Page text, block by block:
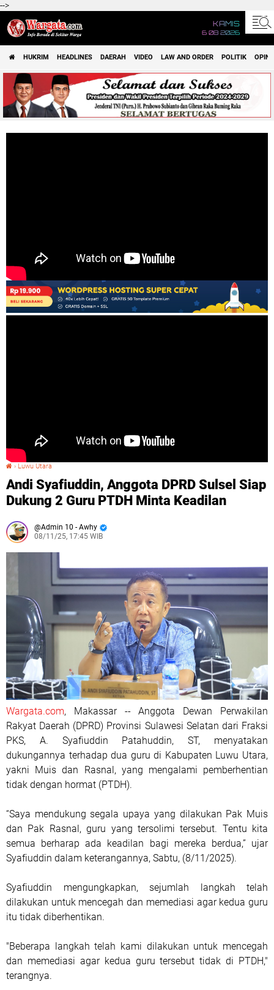
-->
KAMIS
6 08 2026
HUKRIM HEADLINES DAERAH VIDEO LAW AND ORDER POLITIK OPINI
› Luwu Utara
Andi Syafiuddin, Anggota DPRD Sulsel Siap
Dukung 2 Guru PTDH Minta Keadilan
Admin 10 - Awhy
08/11/25, 17:45 WIB
Wargata.com, Makassar -- Anggota Dewan Perwakilan
Rakyat Daerah (DPRD) Provinsi Sulawesi Selatan dari Fraksi
PKS, A. Syafiuddin Patahuddin, ST, menyatakan
dukungannya terhadap dua guru di Kabupaten Luwu Utara,
yakni Muis dan Rasnal, yang mengalami pemberhentian
tidak dengan hormat (PTDH).
“Saya mendukung segala upaya yang dilakukan Pak Muis
dan Pak Rasnal, guru yang tersolimi tersebut. Tentu kita
semua berharap ada keadilan bagi mereka berdua,” ujar
Syafiuddin dalam keterangannya, Sabtu, (8/11/2025).
Syafiuddin mengungkapkan, sejumlah langkah telah
dilakukan untuk mencegah dan memediasi agar kedua guru
itu tidak diberhentikan.
"Beberapa langkah telah kami dilakukan untuk mencegah
dan memediasi agar kedua guru tersebut tidak di PTDH,"
terangnya.